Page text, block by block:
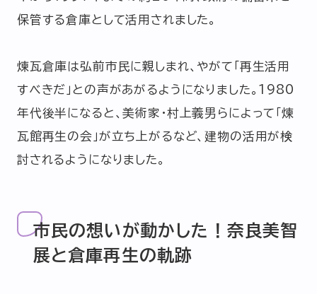
保管する倉庫として活用されました。
煉瓦倉庫は弘前市民に親しまれ、やがて「再生活用
すべきだ」との声があがるようになりました。1980
年代後半になると、美術家・村上義男らによって「煉
瓦館再生の会」が立ち上がるなど、建物の活用が検
討されるようになりました。
市民の想いが動かした！奈良美智
展と倉庫再生の軌跡